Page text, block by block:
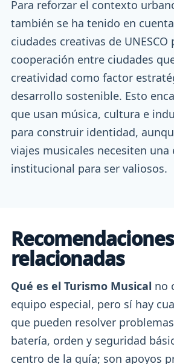
Para reforzar el contexto
también se ha tenido en
ciudades creativas de UNESCO
cooperación entre ciudades
creatividad como factor
desarrollo sostenible. Esto
que usan música, cultura e
para construir identidad,
viajes musicales necesiten una
institucional para ser valiosos.
relacionadas
Qué es el Turismo Musical no
equipo especial, pero sí hay
que pueden resolver
batería, orden y seguridad
centro de la guía; son apoyos